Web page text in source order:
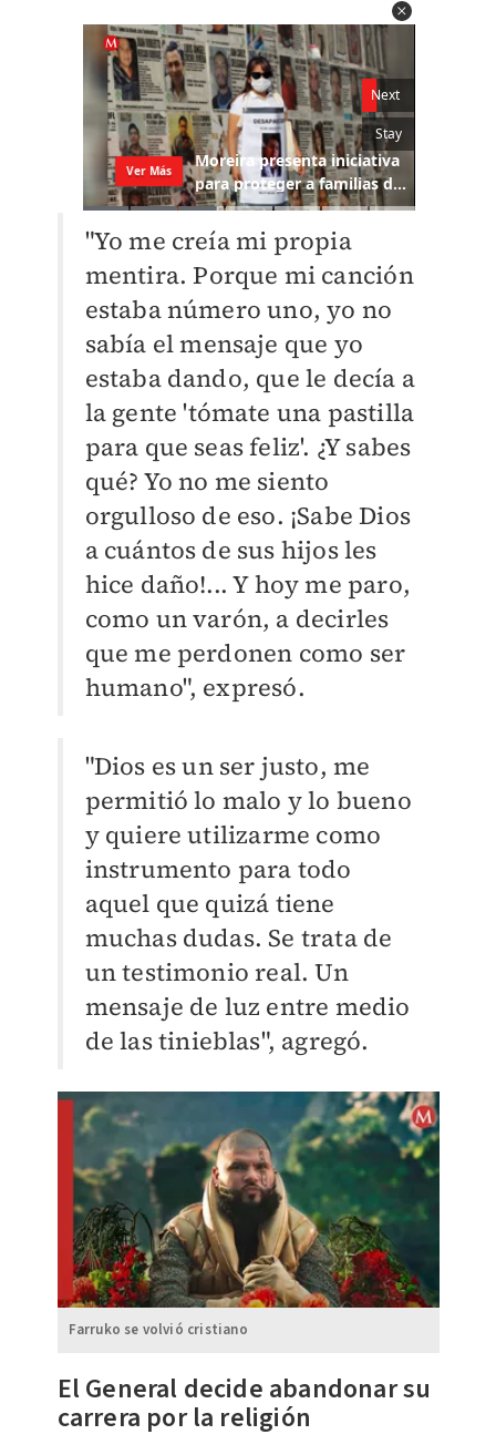
"Yo me creía mi propia
mentira. Porque mi canción
estaba número uno, yo no
sabía el mensaje que yo
estaba dando, que le decía a
la gente 'tómate una pastilla
para que seas feliz'. ¿Y sabes
qué? Yo no me siento
orgulloso de eso. ¡Sabe Dios
a cuántos de sus hijos les
hice daño!... Y hoy me paro,
como un varón, a decirles
que me perdonen como ser
humano", expresó.
"Dios es un ser justo, me
permitió lo malo y lo bueno
y quiere utilizarme como
instrumento para todo
aquel que quizá tiene
muchas dudas. Se trata de
un testimonio real. Un
mensaje de luz entre medio
de las tinieblas", agregó.
Farruko se volvió cristiano
El General decide abandonar su
carrera por la religión